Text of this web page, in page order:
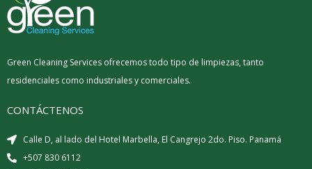
Green Cleaning Services ofrecemos todo tipo de limpiezas, tanto
residenciales como industriales y comerciales.
CONTÁCTENOS
Calle D, al lado del Hotel Marbella, El Cangrejo 2do. Piso. Panamá
+507 830 6112